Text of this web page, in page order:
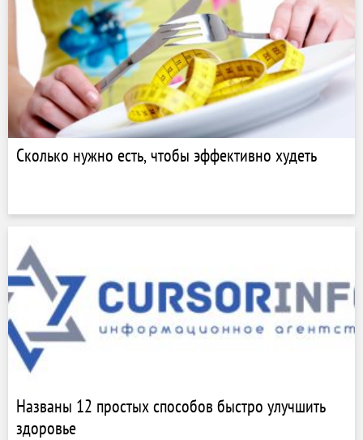
Сколько нужно есть, чтобы эффективно худеть
Названы 12 простых способов быстро улучшить
здоровье